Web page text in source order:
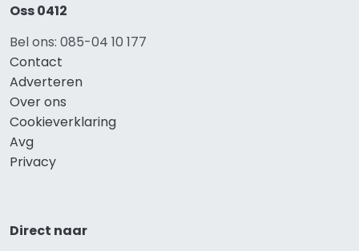
Oss 0412
Bel ons: 085-04 10 177
Contact
Adverteren
Over ons
Cookieverklaring
Avg
Privacy
Direct naar